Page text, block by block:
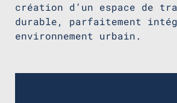
création d’un espace de
durable, parfaitement
environnement urbain.